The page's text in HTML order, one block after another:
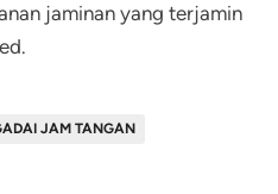
jaminan yang terjamin
JAM TANGAN